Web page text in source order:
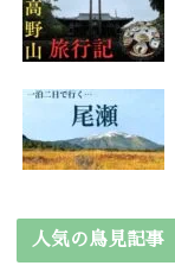
人気の鳥見記事